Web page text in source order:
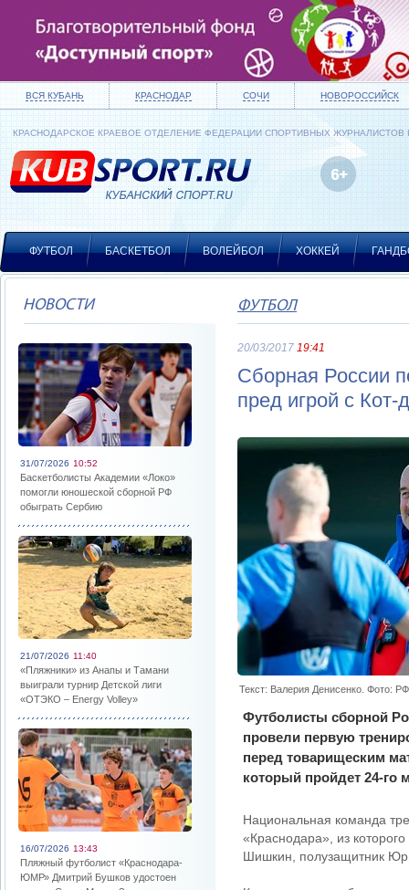
ВСЯ КУБАНЬ КРАСНОДАР СОЧИ НОВОРОССИЙСК
КРАСНОДАРСКОЕ КРАЕВОЕ ОТДЕЛЕНИЕ ФЕДЕРАЦИИ СПОРТИВНЫХ ЖУРНАЛИСТОВ
ФУТБОЛ БАСКЕТБОЛ ВОЛЕЙБОЛ ХОККЕЙ
НОВОСТИ
31/07/2026 10:52
Баскетболисты Академии «Локо»
помогли юношеской сборной РФ
обыграть Сербию
21/07/2026 11:40
«Пляжники» из Анапы и Тамани
выиграли турнир Детской лиги
«ОТЭКО – Energy Volley»
16/07/2026 13:43
Пляжный футболист «Краснодара-
ЮМР» Дмитрий Бушков удостоен
ФУТБОЛ
20/03/2017 19:41
Сборная России
пред игрой с
Текст: Валерия Денисенко. Фото:
Футболисты сборной
провели первую
перед товарищеским
который пройдет 24-го
Национальная команда
«Краснодара», из
Шишкин, полузащитник